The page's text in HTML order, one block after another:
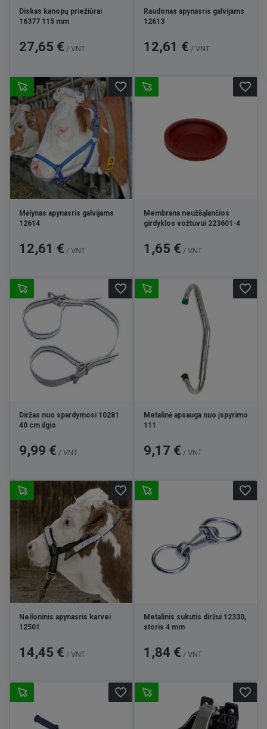
Diskas kanopų priežiūrai
16377 115 mm
Kaina
27,65 € / VNT
Raudonas apynasris galvijams
12613
Kaina
12,61 € / VNT
Mėlynas apynasris galvijams
12614
Kaina
12,61 € / VNT
favorite_border
Membrana neužšąlančios
girdyklos vožtuvui 223601-4
Kaina
1,65 € / VNT
favorite_border
Diržas nuo spardymosi 10281
40 cm ilgio
Kaina
9,99 € / VNT
favorite_border
Metalinė apsauga nuo įspyrimo
111
Kaina
9,17 € / VNT
favorite_border
Neiloninis apynasris karvei
12501
Kaina
14,45 € / VNT
favorite_border
Metalinis sukutis diržui 12330,
storis 4 mm
Kaina
1,84 € / VNT
favorite_border
favorite_border favorite_border